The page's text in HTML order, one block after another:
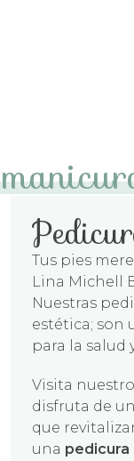
pies y
Tus pies
Lina Michell
Nuestras
estética; son
para la salud
Visita
disfruta de
que
una pedicura